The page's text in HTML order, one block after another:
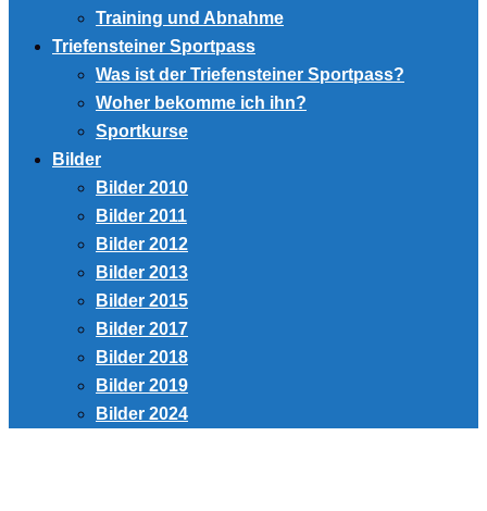
Training und Abnahme
Triefensteiner Sportpass
Was ist der Triefensteiner Sportpass?
Woher bekomme ich ihn?
Sportkurse
Bilder
Bilder 2010
Bilder 2011
Bilder 2012
Bilder 2013
Bilder 2015
Bilder 2017
Bilder 2018
Bilder 2019
Bilder 2024